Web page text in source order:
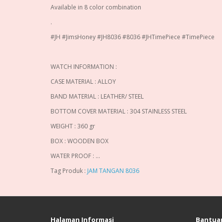
Available in 8 color combination
.
#JH #JimsHoney #JH8036 #8036 #JHTimePiece #TimePiece
WATCH INFORMATION :
CASE MATERIAL : ALLOY
BAND MATERIAL : LEATHER/ STEEL
BOTTOM COVER MATERIAL : 304 STAINLESS STEEL
WEIGHT : 360 gr
BOX : WOODEN BOX
WATER PROOF : …
Tag Produk : JAM TANGAN 8036
Halaman Informasi